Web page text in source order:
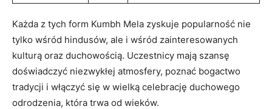
Każda z tych form Kumbh Mela zyskuje popularność nie
tylko wśród hindusów, ale i wśród zainteresowanych
kulturą oraz duchowością. Uczestnicy mają szansę
doświadczyć niezwykłej atmosfery, poznać bogactwo
tradycji i włączyć się w wielką celebrację duchowego
odrodzenia, która trwa od wieków.